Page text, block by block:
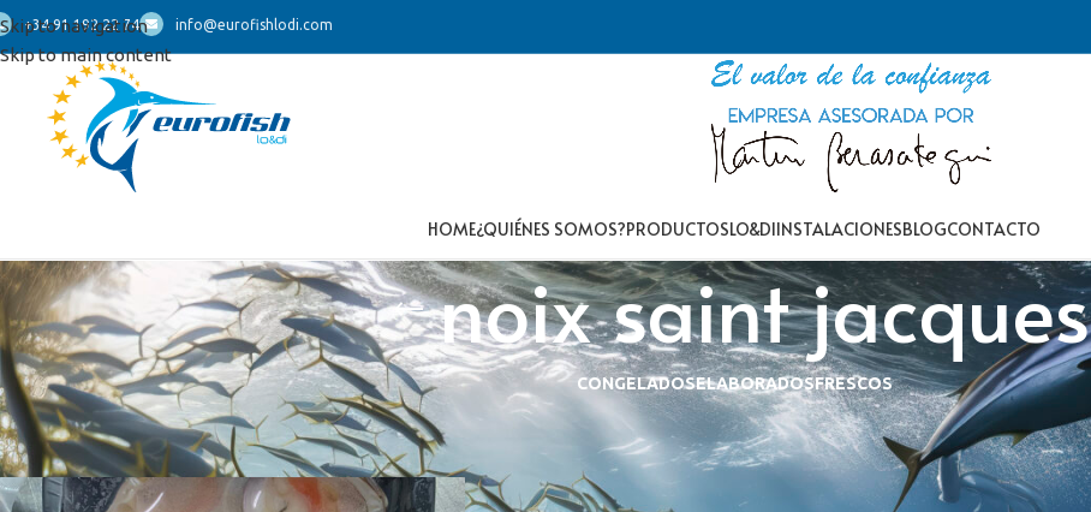
Skip to navigation
Skip to main content
+34 91 192 22 74 info@eurofishlodi.com
HOME¿QUIÉNES SOMOS?PRODUCTOSLO&DIINSTALACIONESBLOGCONTACTO
noix saint jacques
CONGELADOSELABORADOSFRESCOS
Inicio/Productos etiquetados “noix saint jacques”